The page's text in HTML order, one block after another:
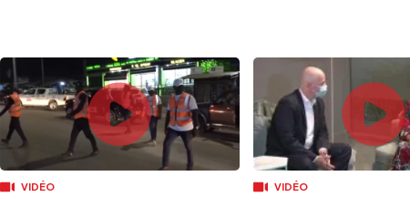
VIDÉO VIDÉO